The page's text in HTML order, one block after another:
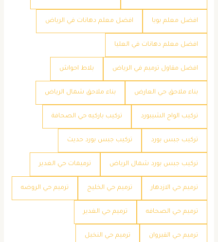
افضل معلم بويا افضل معلم دهانات في الرياض
افضل معلم دهانات في العليا
افضل مقاول ترميم في الرياض بلاط احواش
بناء ملاحق حي العارض بناء ملاحق شمال الرياض
تركيب الواح الشيبورد تركيب باركيه حي الصحافة
تركيب جبس بورد تركيب جبس بورد حديث
تركيب جبس بورد شمال الرياض ترميمات حي الغدير
ترميم حي الازدهار ترميم حي الخليج ترميم حي الروضه
ترميم حي الصحافه ترميم حي الغدير
ترميم حي القيروان ترميم حي النخيل